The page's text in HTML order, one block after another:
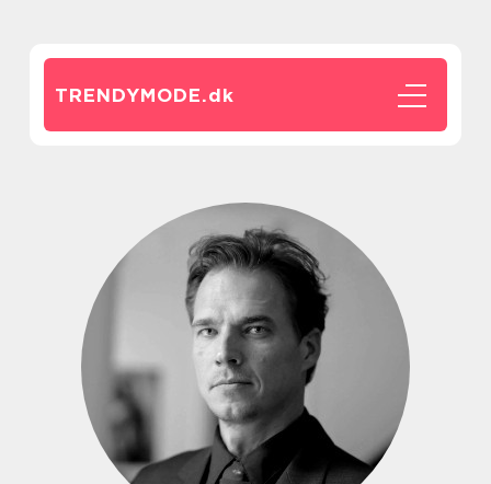
TRENDYMODE.dk